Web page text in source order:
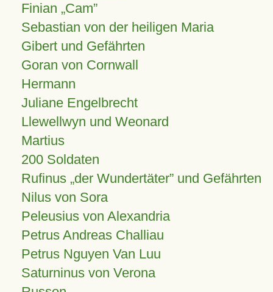
Finian Cam
Sebastian von der heiligen Maria
Gibert und Gefährten
Goran von Cornwall
Hermann
Juliane Engelbrecht
Llewellwyn und Weonard
Martius
200 Soldaten
Rufinus „der Wundertäter” und Gefährten
Nilus von Sora
Peleusius von Alexandria
Petrus Andreas Challiau
Petrus Nguyen Van Luu
Saturninus von Verona